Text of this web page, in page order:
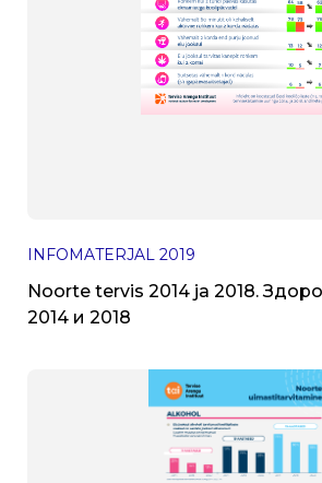
INFOMATERJAL 2019
Noorte tervis 2014 ja 2018.
2014 и 2018